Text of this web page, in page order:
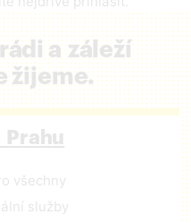
a záleží
žijeme.
Prahu
všechny
služby